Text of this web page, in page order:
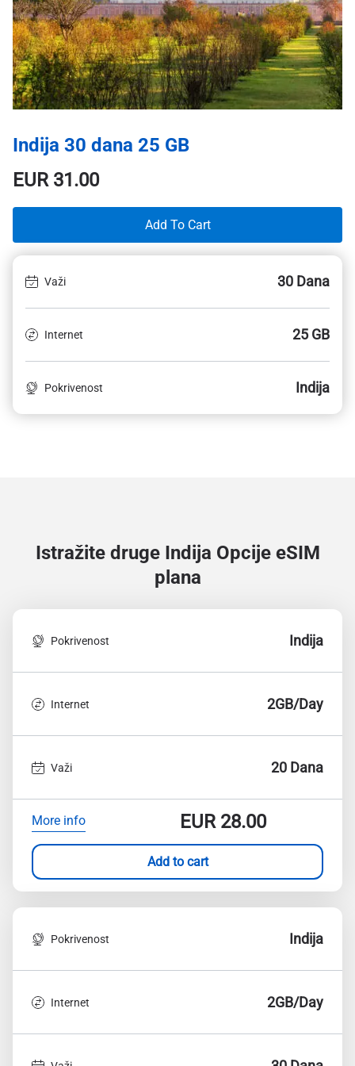
Indija 30 dana 25 GB
EUR31.00
Add To Cart
Važi 30 Dana
Internet 25 GB
Pokrivenost Indija
Istražite druge Indija Opcije eSIM
plana
Pokrivenost Indija
Internet 2GB/Day
Važi 20 Dana
More info EUR28.00
Add to cart
Pokrivenost Indija
Internet 2GB/Day